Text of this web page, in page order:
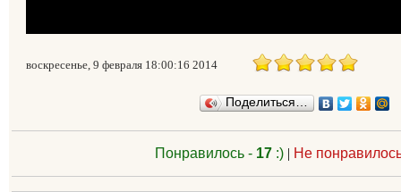
воскресенье, 9 февраля 18:00:16 2014
Поделиться…
Понравилось - 17 :) | Не